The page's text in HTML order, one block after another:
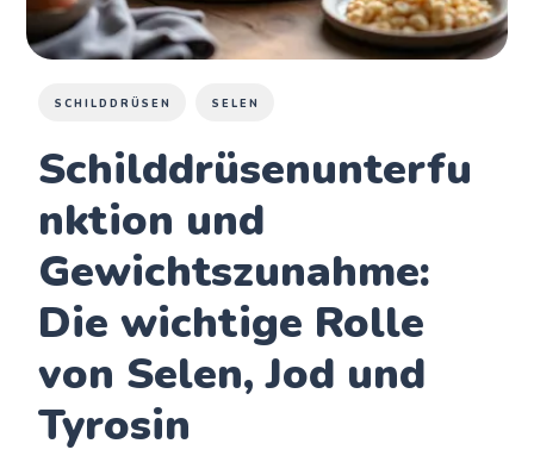
SCHILDDRÜSEN SELEN
Schilddrüsenunterfu
nktion und
Gewichtszunahme:
Die wichtige Rolle
von Selen, Jod und
Tyrosin